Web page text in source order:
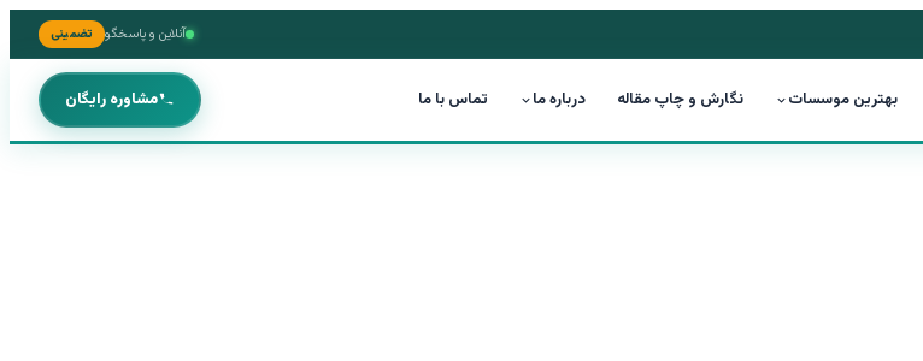
آنلاین و پاسخگو تضمینی
بهترین موسسات نگارش و چاپ مقاله درباره ما تماس با ما مشاوره رایگان